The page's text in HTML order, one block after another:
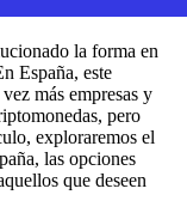
la forma en
España, este
más empresas y
pero
exploraremos el
las opciones
que deseen